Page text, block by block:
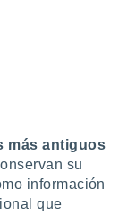
más antiguos
su
información
que